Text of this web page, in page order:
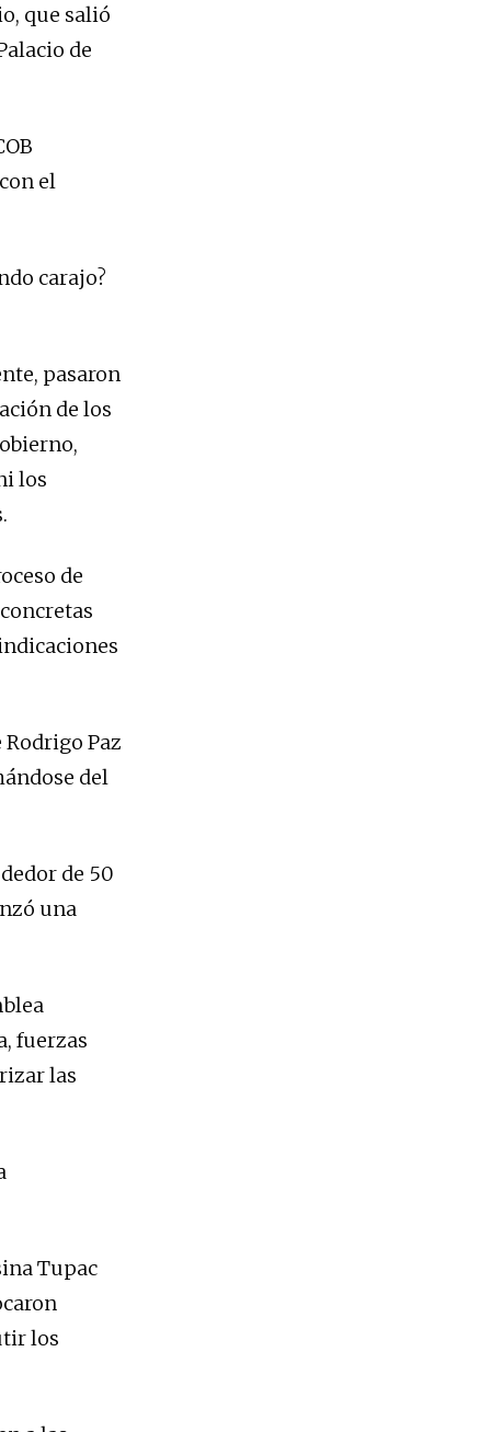
que salió
de
el
carajo?
pasaron
de los
los
de
Paz
del
de 50
una
fuerzas
las
Tupac
los